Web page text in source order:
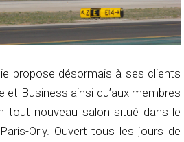
propose désormais à ses clients
et Business ainsi qu’aux membres
tout nouveau salon situé dans le
Orly. Ouvert tous les jours de